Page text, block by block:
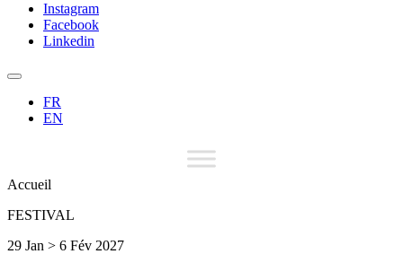
Instagram
Facebook
Linkedin
FR
EN
Accueil
FESTIVAL
29 Jan > 6 Fév 2027